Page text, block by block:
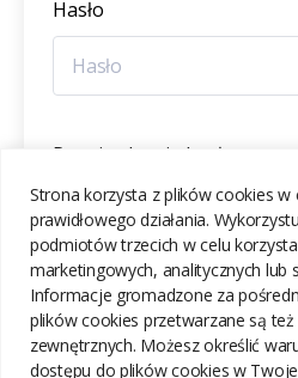
Strona korzysta z plików cookies w
prawidłowego działania.
podmiotów trzecich w celu
marketingowych, analitycznych lub
Informacje gromadzone za
plików cookies przetwarzane są
zewnętrznych. Możesz określić
dostępu do plików cookies w
Hasło
Potwierdzenie hasła